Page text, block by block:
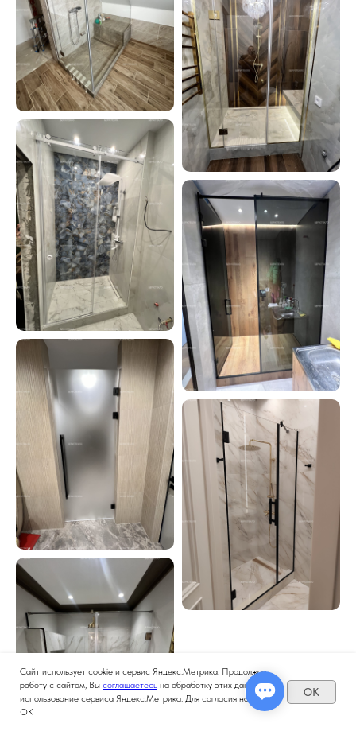
Сайт использует cookie и сервис Яндекс.Метрика. Продолжая
работу с сайтом, Вы соглашаетесь на обработку этих данных и
использование сервиса Яндекс.Метрика. Для согласия нажмите
ОК
OK